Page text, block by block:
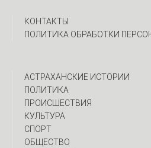
КОНТАКТЫ
ПОЛИТИКА ОБРАБОТКИ
АСТРАХАНСКИЕ ИСТОРИИ
ПОЛИТИКА
ПРОИСШЕСТВИЯ
КУЛЬТУРА
СПОРТ
ОБЩЕСТВО